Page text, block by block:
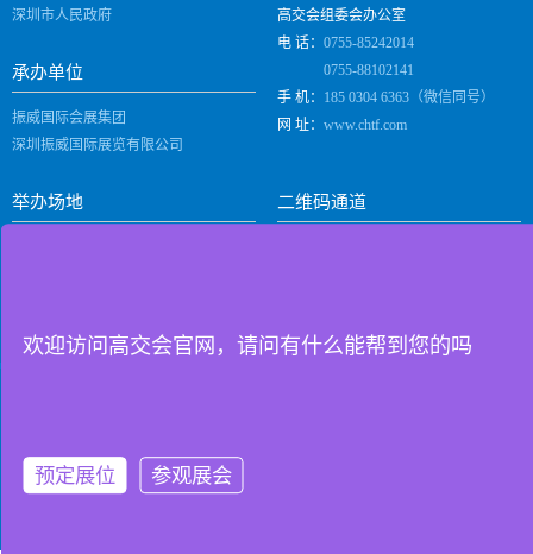
深圳市人民政府
承办单位
振威国际会展集团
深圳振威国际展览有限公司
高交会组委会办公室
电 话： 0755-85242014
0755-88102141
手 机：
185 0304 6363（微信同号）
网 址： www.chtf.com
举办场地 二维码通道
欢迎访问高交会官网，请问有什么能帮到您的吗
预定展位 参观展会